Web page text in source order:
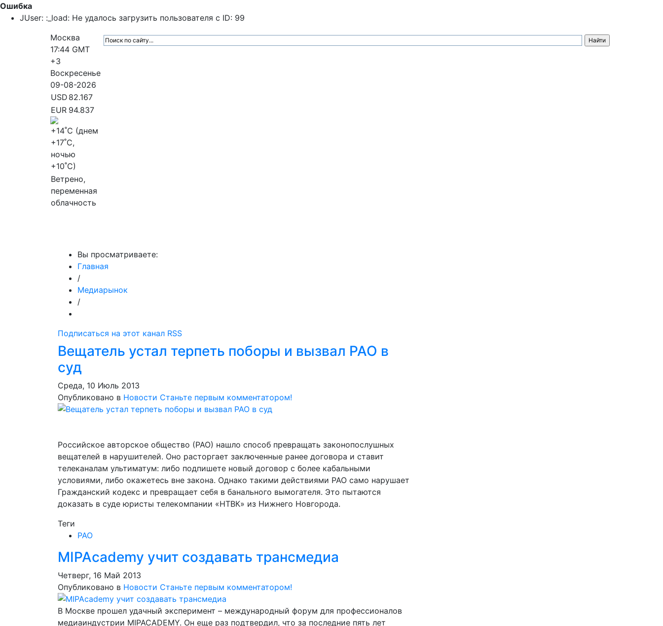
Ошибка
JUser: :_load: Не удалось загрузить пользователя с ID: 99
Москва
17:44 GMT
+3
Воскресенье
09-08-2026
USD 82.167
EUR 94.837
+14˚C (днем
+17˚C,
ночью
+10˚C)
Ветрено,
переменная
облачность
Вы просматриваете:
Главная
/
Медиарынок
/
Подписаться на этот канал RSS
Вещатель устал терпеть поборы и вызвал РАО в
суд
Среда, 10 Июль 2013
Опубликовано в Новости Станьте первым комментатором!
Российское авторское общество (РАО) нашло способ превращать законопослушных
вещателей в нарушителей. Оно расторгает заключенные ранее договора и ставит
телеканалам ультиматум: либо подпишете новый договор с более кабальными
условиями, либо окажетесь вне закона. Однако такими действиями РАО само нарушает
Гражданский кодекс и превращает себя в банального вымогателя. Это пытаются
доказать в суде юристы телекомпании «НТВК» из Нижнего Новгорода.
Теги
РАО
MIPAcademy учит создавать трансмедиа
Четверг, 16 Май 2013
Опубликовано в Новости Станьте первым комментатором!
В Москве прошел удачный эксперимент – международный форум для профессионалов
медиаиндустрии MIPACADEMY. Он еще раз подтвердил, что за последние пять лет